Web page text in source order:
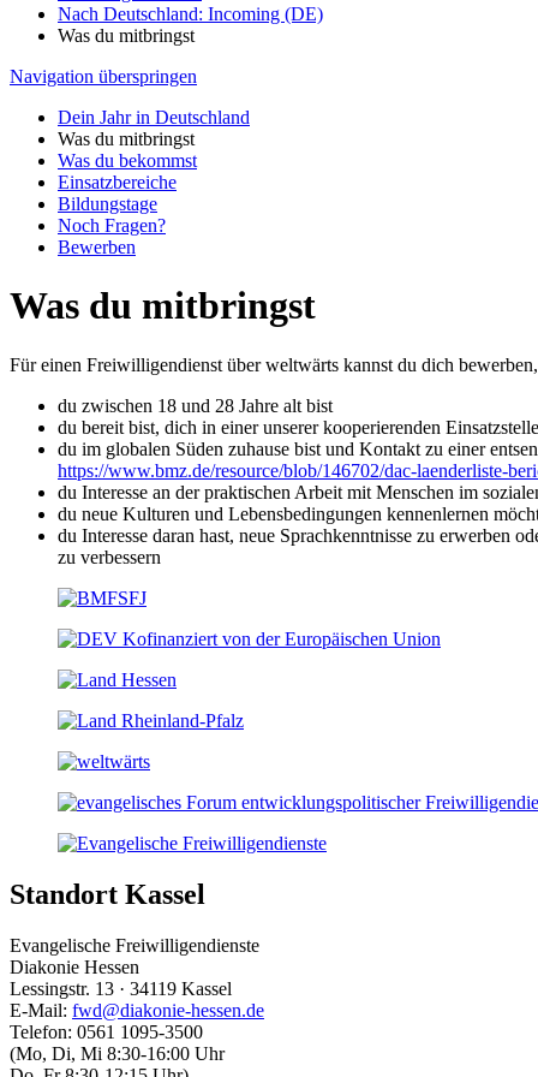
Nach Deutschland: Incoming (DE)
Was du mitbringst
Navigation überspringen
Dein Jahr in Deutschland
Was du mitbringst
Was du bekommst
Einsatzbereiche
Bildungstage
Noch Fragen?
Bewerben
Was du mitbringst
Für einen Freiwilligendienst über weltwärts kannst du dich
du zwischen 18 und 28 Jahre alt bist
du bereit bist, dich in einer unserer kooperierenden
du im globalen Süden zuhause bist und Kontakt zu einer
https://www.bmz.de/resource/blob/146702/dac-laenderliste-
du Interesse an der praktischen Arbeit mit Menschen im
du neue Kulturen und Lebensbedingungen kennenlernen
du Interesse daran hast, neue Sprachkenntnisse zu erwerben
zu verbessern
Standort Kassel
Evangelische Freiwilligendienste
Diakonie Hessen
Lessingstr. 13 · 34119 Kassel
E-Mail: fwd@diakonie-hessen.de
Telefon: 0561 1095-3500
(Mo, Di, Mi 8:30-16:00 Uhr